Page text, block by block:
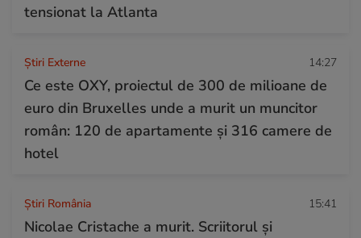
tensionat la Atlanta
Știri Externe 14:27
Ce este OXY, proiectul de 300 de milioane de
euro din Bruxelles unde a murit un muncitor
român: 120 de apartamente și 316 camere de
hotel
Știri România 15:41
Nicolae Cristache a murit. Scriitorul și